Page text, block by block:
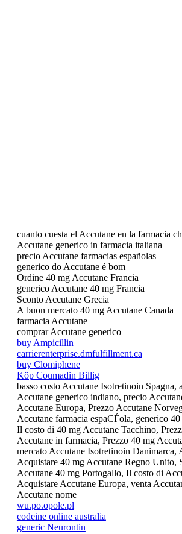
cuanto cuesta el Accutane en la farmacia
Accutane generico in farmacia italiana
precio Accutane farmacias españolas
generico do Accutane é bom
Ordine 40 mg Accutane Francia
generico Accutane 40 mg Francia
Sconto Accutane Grecia
A buon mercato 40 mg Accutane Canada
farmacia Accutane
comprar Accutane generico
buy Ampicillin
carrierenterprise.dmfulfillment.ca
buy Clomiphene
Köp Coumadin Billig
basso costo Accutane Isotretinoin
Accutane generico indiano, precio
Accutane Europa, Prezzo Accutane
Accutane farmacia espaСЃola, generico
Il costo di 40 mg Accutane Tacchino,
Accutane in farmacia, Prezzo 40 mg
mercato Accutane Isotretinoin Danimarca,
Acquistare 40 mg Accutane Regno Unito,
Accutane 40 mg Portogallo, Il costo di
Acquistare Accutane Europa, venta
Accutane nome
wu.po.opole.pl
codeine online australia
generic Neurontin